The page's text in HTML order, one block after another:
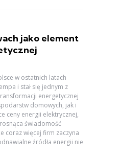
jako element
w ostatnich latach
i stał się jednym z
energetycznej
domowych, jak i
ceny energii elektrycznej,
świadomość
coraz więcej firm zaczyna
źródła energii nie